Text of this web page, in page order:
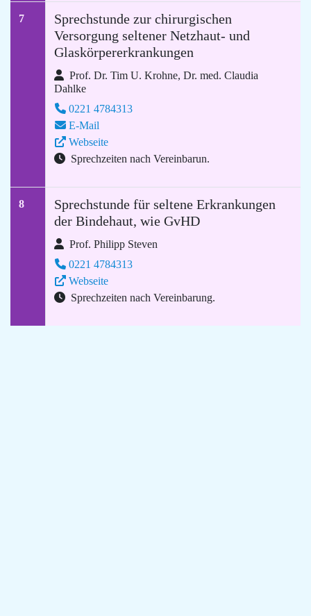
7
Sprechstunde zur chirurgischen
Versorgung seltener Netzhaut- und
Glaskörpererkrankungen
Prof. Dr. Tim U. Krohne, Dr. med. Claudia
Dahlke
0221 4784313
E-Mail
Webseite
Sprechzeiten nach Vereinbarun.
8
Sprechstunde für seltene Erkrankungen
der Bindehaut, wie GvHD
Prof. Philipp Steven
0221 4784313
Webseite
Sprechzeiten nach Vereinbarung.